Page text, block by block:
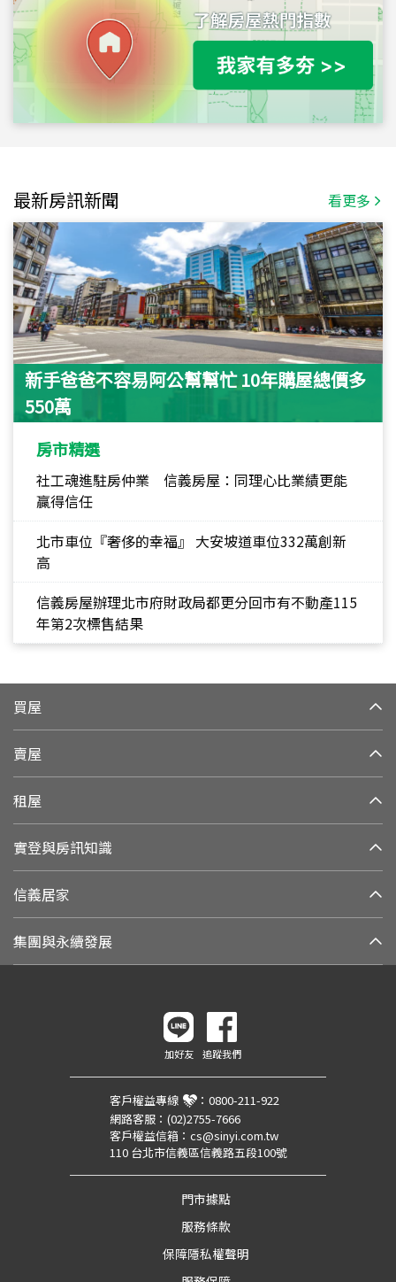
最新房訊新聞 看更多
新手爸爸不容易阿公幫幫忙 10年購屋總價多
550萬
房市精選
社工魂進駐房仲業 信義房屋：同理心比業績更能
贏得信任
北市車位『奢侈的幸福』 大安坡道車位332萬創新
高
信義房屋辦理北市府財政局都更分回市有不動產115
年第2次標售結果
買屋
賣屋
租屋
實登與房訊知識
信義居家
集團與永續發展
加好友 追蹤我們
客戶權益專線 ： 0800-211-922
網路客服： (02)2755-7666
客戶權益信箱： cs@sinyi.com.tw
110 台北市信義區信義路五段100號
門市據點
服務條款
保障隱私權聲明